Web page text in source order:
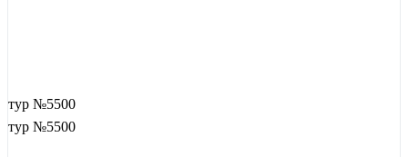
тур №5500
тур №5500